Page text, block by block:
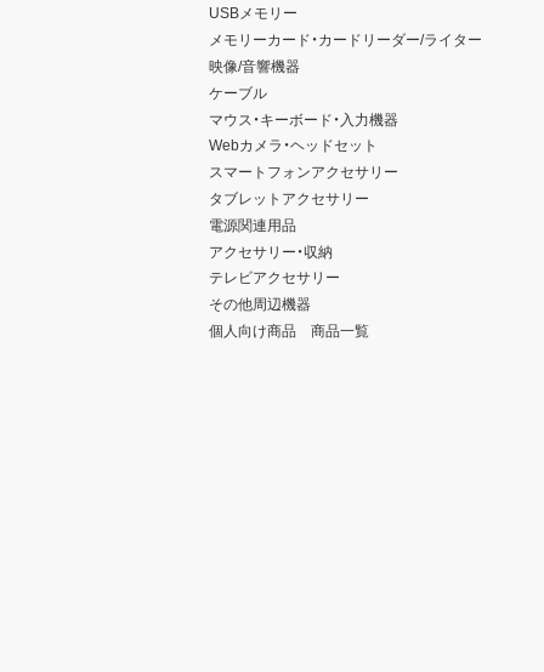
USBメモリー
メモリーカード・カードリーダー/ライター
映像/音響機器
ケーブル
マウス・キーボード・入力機器
Webカメラ・ヘッドセット
スマートフォンアクセサリー
タブレットアクセサリー
電源関連用品
アクセサリー・収納
テレビアクセサリー
その他周辺機器
個人向け商品 商品一覧